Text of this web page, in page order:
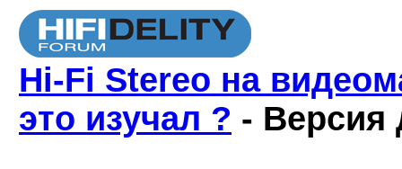
Hi-Fi Stereo на
это изучал ? - Версия